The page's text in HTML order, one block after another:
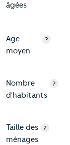
âgées
Age
moyen
?
Nombre
d'habitants
?
Taille des
ménages
?